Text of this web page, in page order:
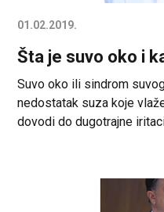
01.02.2019.
Šta je suvo oko i
Suvo oko ili sindrom
nedostatak suza koje
dovodi do dugotrajne
kvaliteta, uzrokujuci time